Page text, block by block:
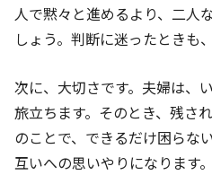
人で黙々と進めるより、二人
しょう。判断に迷ったときも
次に、大切さです。夫婦は、
旅立ちます。そのとき、残さ
のことで、できるだけ困らな
互いへの思いやりになります